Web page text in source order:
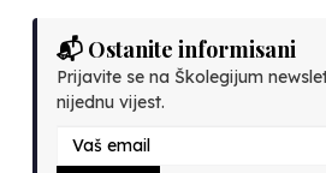
📬 Ostanite informisani
Prijavite se na Školegijum
nijednu vijest.